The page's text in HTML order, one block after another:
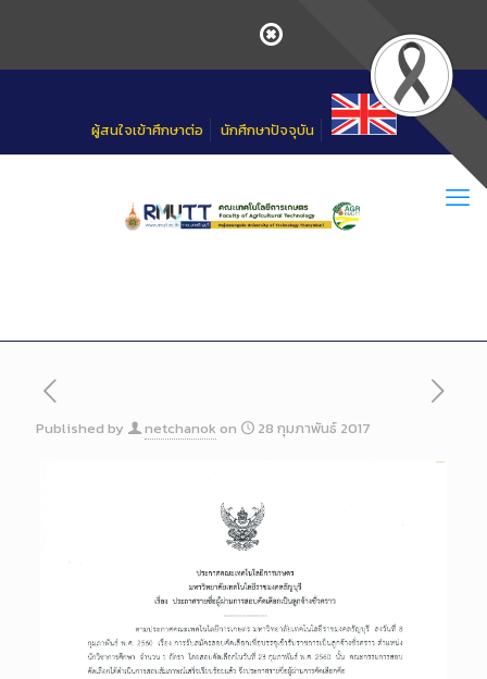
ผู้สนใจเข้าศึกษาต่อ นักศึกษาปัจจุบัน
Published by netchanok on 28 กุมภาพันธ์ 2017